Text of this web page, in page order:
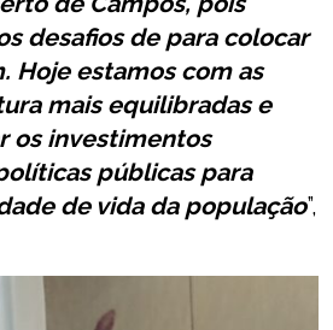
desafios de para colocar
Hoje estamos com as
mais equilibradas e
os investimentos
públicas para
de vida da população”,